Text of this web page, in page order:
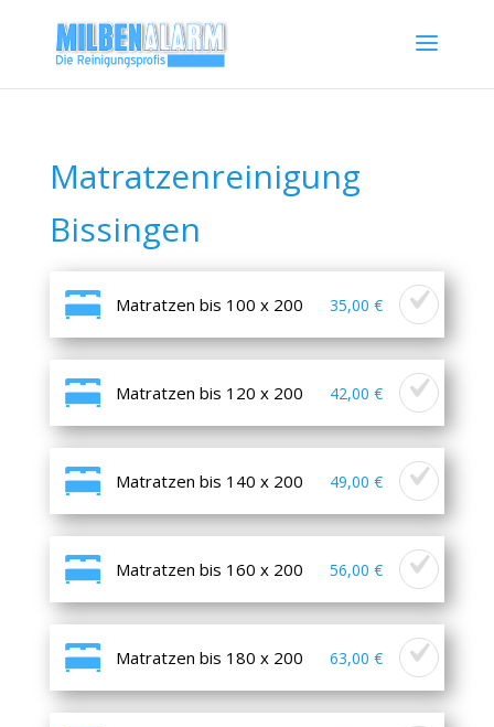
Matratzenreinigung
Bissingen
Matratzen bis 100 x 200 35,00 €
Matratzen bis 120 x 200 42,00 €
Matratzen bis 140 x 200 49,00 €
Matratzen bis 160 x 200 56,00 €
Matratzen bis 180 x 200 63,00 €